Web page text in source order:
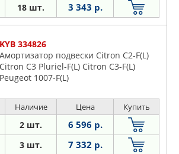
18 шт. 3 343 р.
KYB 334826
Амортизатор подвески Citron C2-F(L)
Citron C3 Pluriel-F(L) Citron C3-F(L)
Peugeot 1007-F(L)
Наличие Цена Купить
2 шт. 6 596 р.
3 шт. 7 332 р.